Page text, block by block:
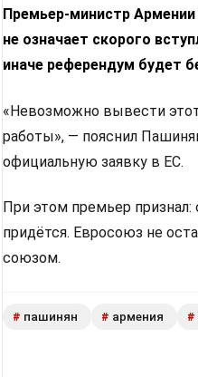
Премьер-министр Армении
не означает скорого
иначе референдум будет
«Невозможно вывести
работы», — пояснил
официальную заявку в ЕС.
При этом премьер
придётся. Евросоюз не
союзом.
# пашинян # армения #